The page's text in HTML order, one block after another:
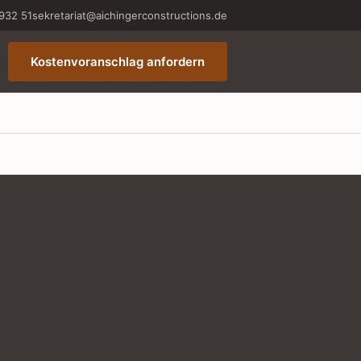
51sekretariat@aichingerconstructions.de
Kostenvoranschlag anfordern